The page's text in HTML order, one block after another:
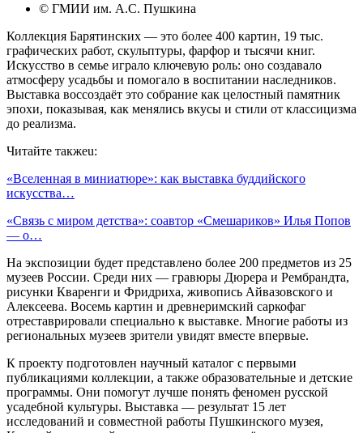
© ГМИИ им. А.С. Пушкина
Коллекция Барятинских — это более 400 картин, 19 тыс.
графических работ, скульптуры, фарфор и тысячи книг.
Искусство в семье играло ключевую роль: оно создавало
атмосферу усадьбы и помогало в воспитании наследников.
Выставка воссоздаёт это собрание как целостный памятник
эпохи, показывая, как менялись вкусы и стили от классицизма
до реализма.
Читайте такжеu:
«Вселенная в миниатюре»: как выставка буддийского
искусства…
«Связь с миром детства»: соавтор «Смешариков» Илья Попов
— о…
На экспозиции будет представлено более 200 предметов из 25
музеев России. Среди них — гравюры Дюрера и Рембрандта,
рисунки Кваренги и Фридриха, живопись Айвазовского и
Алексеева. Восемь картин и древнеримский саркофаг
отреставрировали специально к выставке. Многие работы из
региональных музеев зрители увидят вместе впервые.
К проекту подготовлен научный каталог с первыми
публикациями коллекции, а также образовательные и детские
программы. Они помогут лучше понять феномен русской
усадебной культуры. Выставка — результат 15 лет
исследований и совместной работы Пушкинского музея,